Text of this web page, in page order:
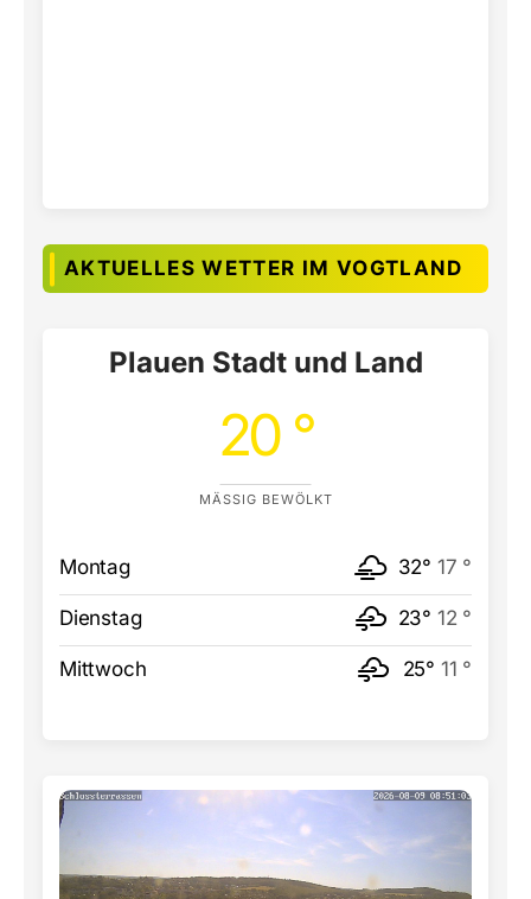
AKTUELLES WETTER IM VOGTLAND
Plauen Stadt und Land
20 °
MÄSSIG BEWÖLKT
Montag 32° 17 °
Dienstag 23° 12 °
Mittwoch 25° 11 °